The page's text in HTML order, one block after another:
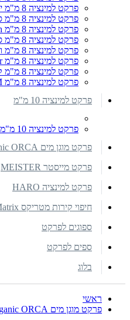
פרקט למינציה 8 מ"מ יורוהום
פרקט למינציה 8 מ"מ סופר נטורל
פרקט למינציה 8 מ"מ Classen
פרקט למינציה 8 מ"מ סינכרום
פרקט למינציה 8 מ"מ ואריו
פרקט למינציה 8 מ"מ art floor
פרקט למינציה 8 מ"מ קסטלו
פרקט למינציה 8 מ"מ MGM
פרקט למינציה 10 מ"מ
פרקט למינציה 10 מ"מ אלטיטיוד פלוס
פרקט מוגן מים Organic ORCA
פרקט מייסטר MEISTER
פרקט למינציה HARO
חיפוי קירות מטריקס Matrix
ספוגים לפרקט
ספים לפרקט
בלוג
ראשי
פרקט מוגן מים Organic ORCA